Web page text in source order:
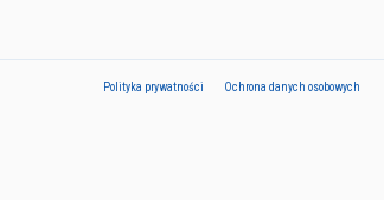
Polityka prywatności Ochrona danych osobowych